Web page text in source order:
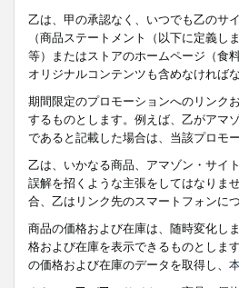
乙は、甲の承認なく、いつでも乙のサ
（商品ステートメント（以下に定義
等）またはストアのホームページ（食
オリジナルコンテンツも含めなければな
期間限定のプロモーションへのリンク
するものとします。例えば、乙がアマ
であると記載した場合は、当該プロモ
乙は、いかなる商品、アマゾン・サイ
誤解を招くような主張をしてはなりま
合、乙はリンク先のスマートフォンに
商品の価格および在庫は、随時変化し
格および在庫を表示できるものとしま
の価格および在庫のデータを取得し、